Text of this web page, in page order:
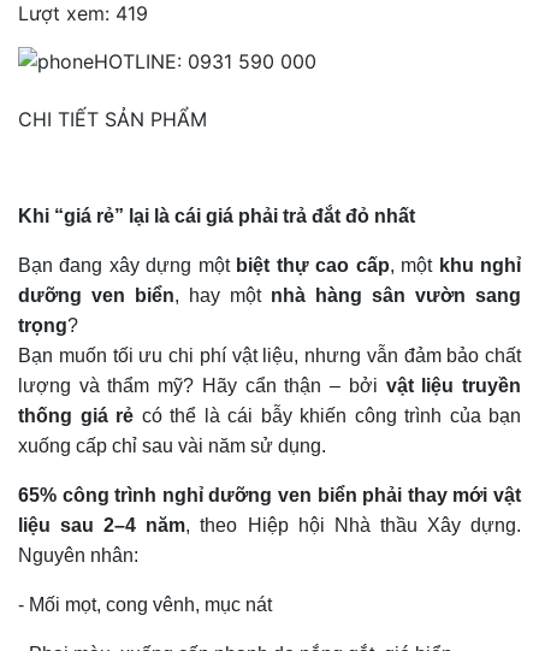
Lượt xem: 419
HOTLINE: 0931 590 000
CHI TIẾT SẢN PHẨM
Khi “giá rẻ” lại là cái giá phải trả đắt đỏ nhất
Bạn đang xây dựng một biệt thự cao cấp, một khu nghỉ
dưỡng ven biển, hay một nhà hàng sân vườn sang
trọng?
Bạn muốn tối ưu chi phí vật liệu, nhưng vẫn đảm bảo chất
lượng và thẩm mỹ? Hãy cẩn thận – bởi vật liệu truyền
thống giá rẻ có thể là cái bẫy khiến công trình của bạn
xuống cấp chỉ sau vài năm sử dụng.
65% công trình nghỉ dưỡng ven biển phải thay mới vật
liệu sau 2–4 năm, theo Hiệp hội Nhà thầu Xây dựng.
Nguyên nhân:
- Mối mọt, cong vênh, mục nát